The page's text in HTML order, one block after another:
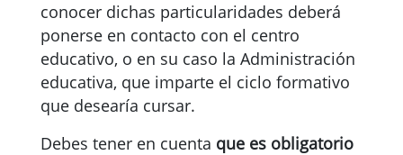
conocer dichas particularidades deberá
ponerse en contacto con el centro
educativo, o en su caso la Administración
educativa, que imparte el ciclo formativo
que desearía cursar.
Debes tener en cuenta que es obligatorio